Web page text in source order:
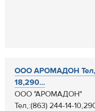
ООО АРОМАДОН
18,290...
ООО "АРОМАДОН"
Тел,:(863) 244-14-